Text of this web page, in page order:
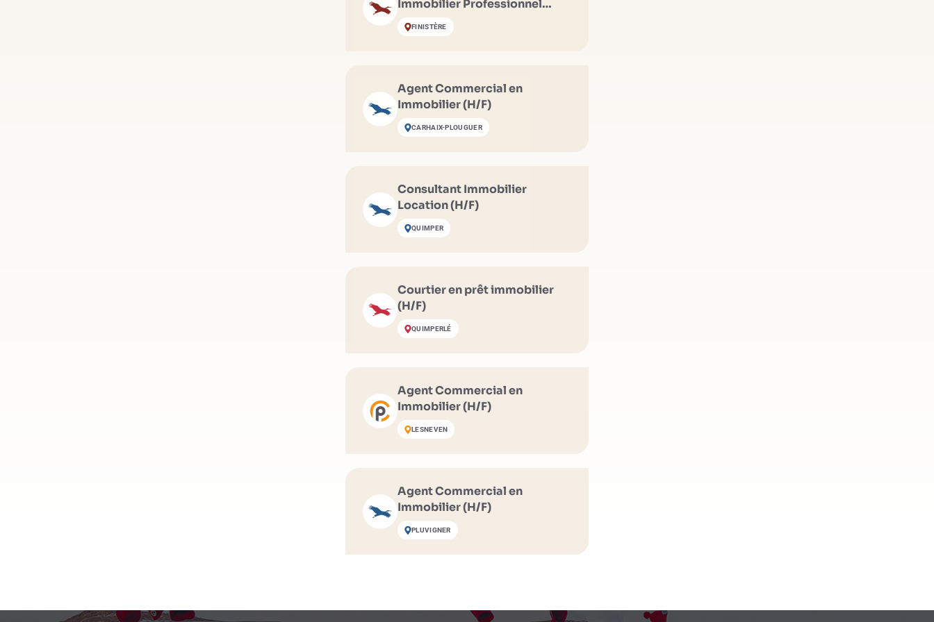
Immobilier Professionnel
(H/F)FINISTÈRE
Agent Commercial en
Immobilier (H/F)
CARHAIX-PLOUGUER
Consultant Immobilier
Location (H/F)
QUIMPER
Courtier en prêt immobilier
(H/F)
QUIMPERLÉ
Agent Commercial en
Immobilier (H/F)
LESNEVEN
Agent Commercial en
Immobilier (H/F)
PLUVIGNER